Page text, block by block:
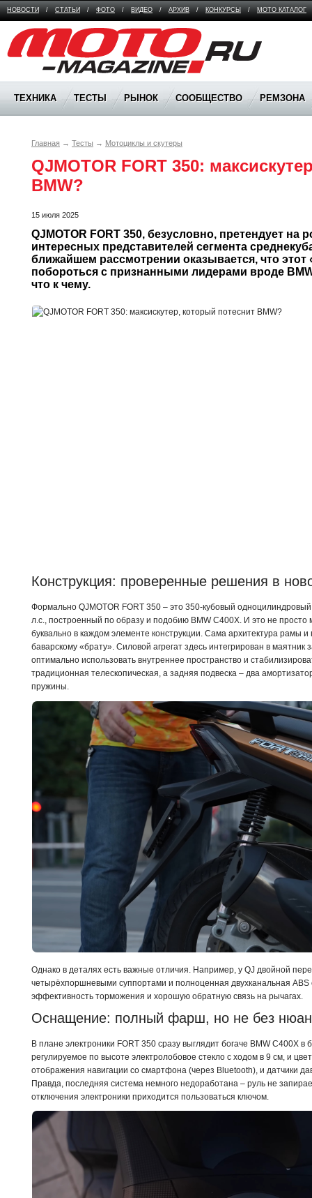
НОВОСТИ / СТАТЬИ / ФОТО / ВИДЕО / АРХИВ / КОНКУРСЫ / МОТО КАТАЛОГ
Moto Magazine
ТЕХНИКА ТЕСТЫ РЫНОК СООБЩЕСТВО РЕМЗОНА
Главная → Тесты → Мотоциклы и скутеры
QJMOTOR FORT 350:
BMW?
15 июля 2025
QJMOTOR FORT 350, безусловно, претендует на
интересных представителей сегмента
ближайшем рассмотрении оказывается, что этот
побороться с признанными лидерами вроде
что к чему.
Конструкция: проверенные решения в
Формально QJMOTOR FORT 350 – это 350-кубовый
л.с., построенный по образу и подобию BMW C400X. И это не просто
буквально в каждом элементе конструкции. Сама архитектура рамы и
баварскому «брату». Силовой агрегат здесь интегрирован в маятник
оптимально использовать внутреннее пространство и
традиционная телескопическая, а задняя подвеска – два
пружины.
Однако в деталях есть важные отличия. Например, у QJ двойной
четырёхпоршневыми суппортами и полноценная двухканальная
эффективность торможения и хорошую обратную связь на рычагах.
Оснащение: полный фарш, но не без
В плане электроники FORT 350 сразу выглядит богаче BMW C400X в
регулируемое по высоте электролобовое стекло с ходом в 9 см, и
отображения навигации со смартфона (через Bluetooth), и датчики
Правда, последняя система немного недоработана – руль не
отключения электроники приходится пользоваться ключом.